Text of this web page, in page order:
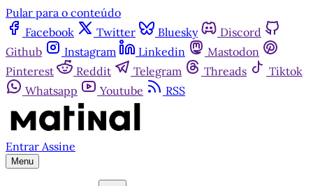
Pular para o conteúdo
Facebook
Twitter Bluesky
Discord
Github
Instagram Linkedin
Mastodon
Pinterest
Reddit Telegram Threads
Tiktok
Whatsapp
Youtube RSS
Entrar Assine
Menu